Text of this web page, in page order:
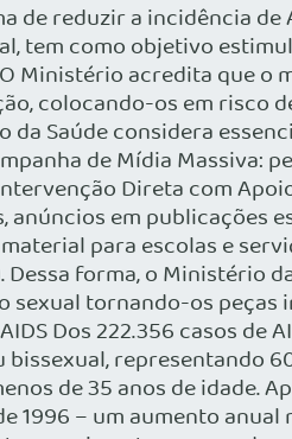
de reduzir a incidência de
tem como objetivo
Ministério acredita que o
colocando-os em risco
Saúde considera
de Mídia Massiva:
Direta com
em publicações
para escolas e
forma, o Ministério
sexual tornando-os
Dos 222.356 casos de
representando
de 35 anos de idade.
– um aumento anual